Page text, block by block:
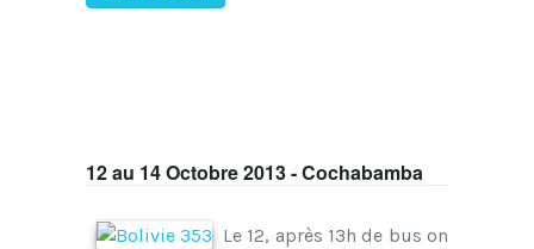
12 au 14 Octobre 2013 - Cochabamba
Le 12, après 13h de bus on